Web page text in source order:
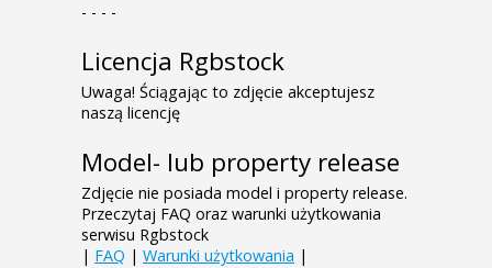
- - - -
Licencja Rgbstock
Uwaga! Ściągając to zdjęcie akceptujesz
naszą licencję
Model- lub property release
Zdjęcie nie posiada model i property release.
Przeczytaj FAQ oraz warunki użytkowania
serwisu Rgbstock
| FAQ | Warunki użytkowania |